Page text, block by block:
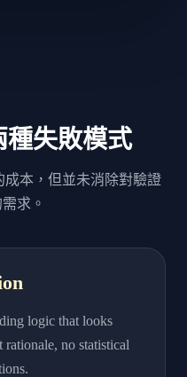
失敗模式
本，但並未消除對驗證
求。
logic that looks
rationale, no statistical